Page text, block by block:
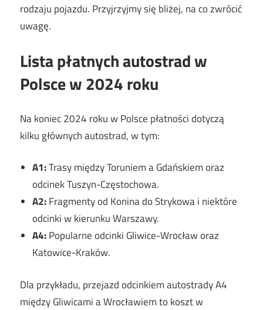
rodzaju pojazdu. Przyjrzyjmy się bliżej, na co zwrócić
uwagę.
Lista płatnych autostrad w
Polsce w 2024 roku
Na koniec 2024 roku w Polsce płatności dotyczą
kilku głównych autostrad, w tym:
A1:Trasy między Toruniem a Gdańskiem oraz
odcinek Tuszyn-Częstochowa.
A2:Fragmenty od Konina do Strykowa i niektóre
odcinki w kierunku Warszawy.
A4:Popularne odcinki Gliwice-Wrocław oraz
Katowice-Kraków.
Dla przykładu, przejazd odcinkiem autostrady A4
między Gliwicami a Wrocławiem to koszt w